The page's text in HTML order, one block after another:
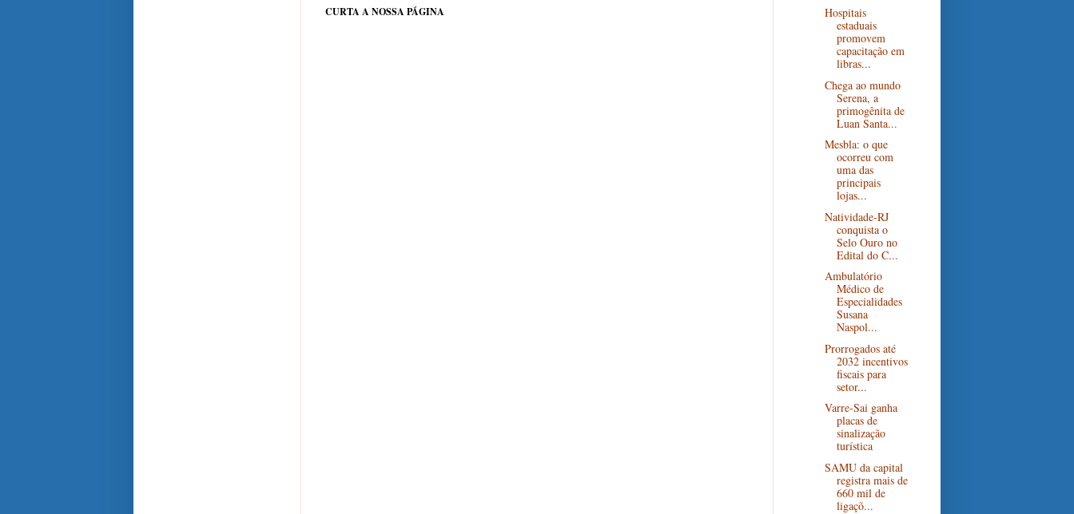
CURTA A NOSSA PÁGINA
Hospitais
estaduais
promovem
capacitação em
libras...
Chega ao mundo
Serena, a
primogênita de
Luan Santa...
Mesbla: o que
ocorreu com
uma das
principais
lojas...
Natividade-RJ
conquista o
Selo Ouro no
Edital do C...
Ambulatório
Médico de
Especialidades
Susana
Naspol...
Prorrogados até
2032 incentivos
fiscais para
setor...
Varre-Sai ganha
placas de
sinalização
turística
SAMU da capital
registra mais de
660 mil de
ligaçõ...